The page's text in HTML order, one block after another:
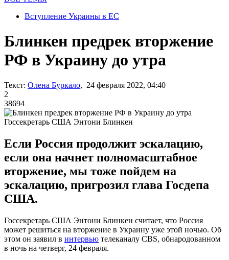
Вступление Украины в ЕС
Блинкен предрек вторжение
РФ в Украину до утра
Текст: Олена Буркало, 24 февраля 2022, 04:40
2
38694
Госсекретарь США Энтони Блинкен
Если Россия продолжит эскалацию,
если она начнет полномасштабное
вторжение, мы тоже пойдем на
эскалацию, пригрозил глава Госдепа
США.
Госсекретарь США Энтони Блинкен считает, что Россия
может решиться на вторжение в Украину уже этой ночью. Об
этом он заявил в интервью телеканалу CBS, обнародованном
в ночь на четверг, 24 февраля.